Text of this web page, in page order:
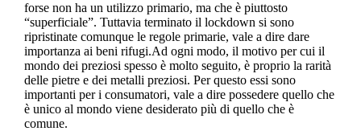
forse non ha un utilizzo primario, ma che è piuttosto
“superficiale”. Tuttavia terminato il lockdown si sono
ripristinate comunque le regole primarie, vale a dire dare
importanza ai beni rifugi.Ad ogni modo, il motivo per cui il
mondo dei preziosi spesso è molto seguito, è proprio la rarità
delle pietre e dei metalli preziosi. Per questo essi sono
importanti per i consumatori, vale a dire possedere quello che
è unico al mondo viene desiderato più di quello che è
comune.